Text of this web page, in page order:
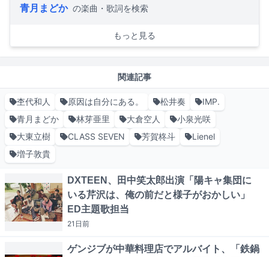
青月まどか の楽曲・歌詞を検索
もっと見る
関連記事
杢代和人 原因は自分にある。 松井奏
IMP.
青月まどか
林芽亜里 大倉空人
小泉光咲
大東立樹
CLASS SEVEN 芳賀柊斗
Lienel
増子敦貴
DXTEEN、田中笑太郎出演「陽キャ集団に
いる芹沢は、俺の前だと様子がおかしい」
ED主題歌担当
21日前
ゲンジブが中華料理店でアルバイト、「鉄鍋